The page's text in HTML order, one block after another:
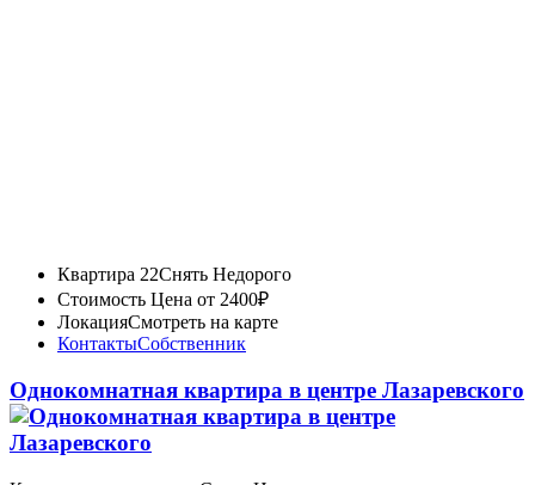
Квартира 22Снять Недорого
Стоимость Цена от 2400₽
ЛокацияСмотреть на карте
КонтактыСобственник
Однокомнатная квартира в центре Лазаревского